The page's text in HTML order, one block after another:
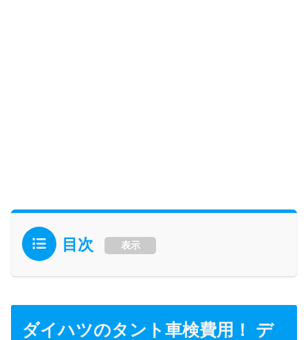
目次 表示
ダイハツのタント車検費用！ デ